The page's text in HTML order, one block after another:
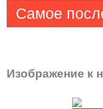
Самое
Изображение к